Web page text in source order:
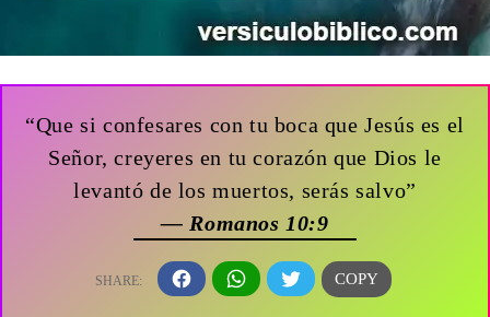
“Que si confesares con tu boca que Jesús es el
Señor, creyeres en tu corazón que Dios le
levantó de los muertos, serás salvo”
— Romanos 10:9